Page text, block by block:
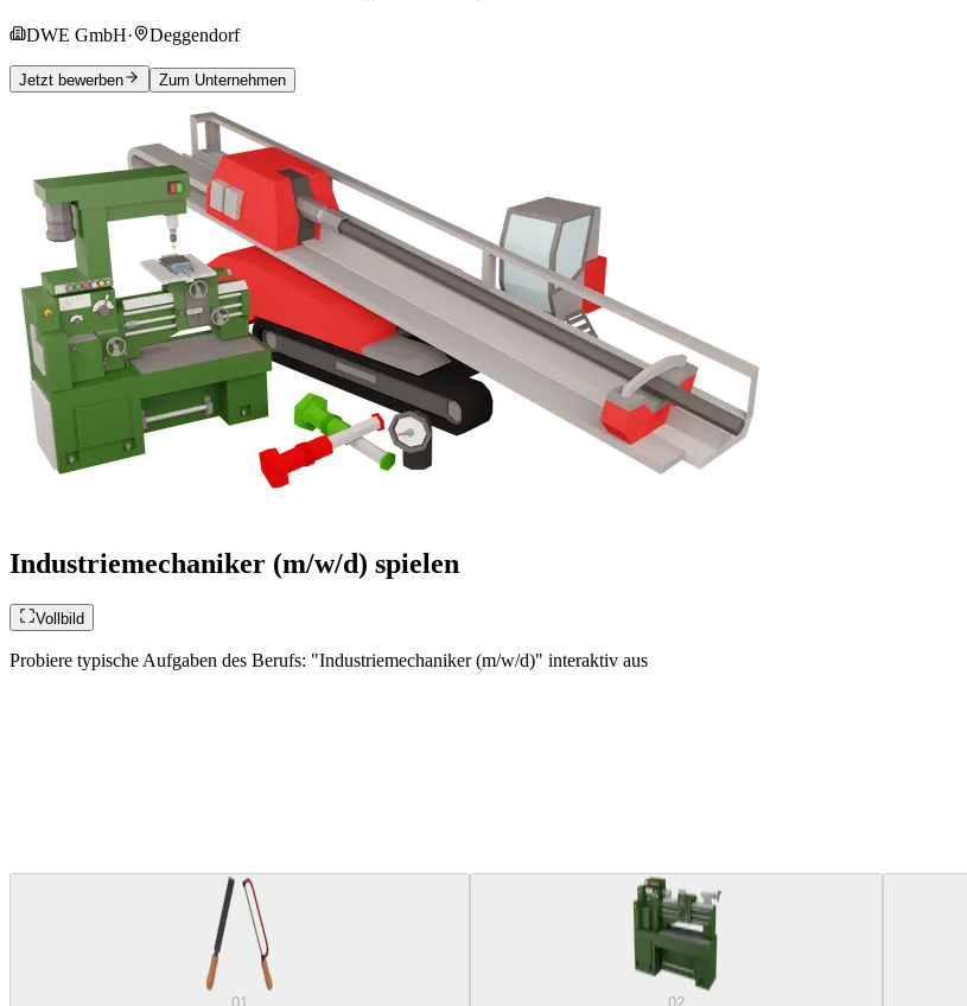
DWE GmbH· Deggendorf
Jetzt bewerben Zum Unternehmen
Industriemechaniker (m/w/d) spielen
Vollbild
Probiere typische Aufgaben des Berufs: "Industriemechaniker (m/w/d)" interaktiv aus